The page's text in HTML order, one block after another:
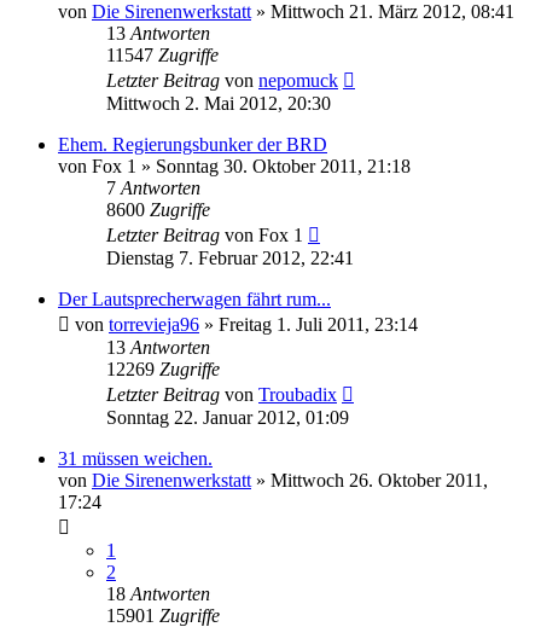
von Die Sirenenwerkstatt » Mittwoch 21. März 2012, 08:41
13 Antworten
11547 Zugriffe
Letzter Beitrag von nepomuck
Mittwoch 2. Mai 2012, 20:30
Ehem. Regierungsbunker der BRD
von Fox 1 » Sonntag 30. Oktober 2011, 21:18
7 Antworten
8600 Zugriffe
Letzter Beitrag von Fox 1
Dienstag 7. Februar 2012, 22:41
Der Lautsprecherwagen fährt rum...
von torrevieja96 » Freitag 1. Juli 2011, 23:14
13 Antworten
12269 Zugriffe
Letzter Beitrag von Troubadix
Sonntag 22. Januar 2012, 01:09
31 müssen weichen.
von Die Sirenenwerkstatt » Mittwoch 26. Oktober 2011,
17:24
1
2
18 Antworten
15901 Zugriffe